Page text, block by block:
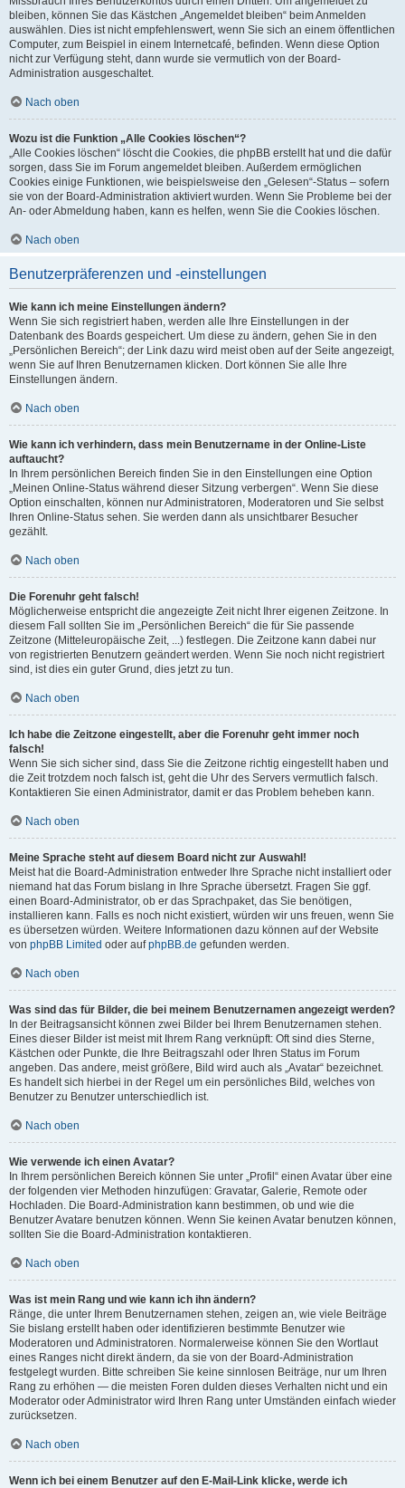
bleiben, können Sie das Kästchen „Angemeldet bleiben“ beim Anmelden
auswählen. Dies ist nicht empfehlenswert, wenn Sie sich an einem öffentlichen
Computer, zum Beispiel in einem Internetcafé, befinden. Wenn diese Option
nicht zur Verfügung steht, dann wurde sie vermutlich von der Board-
Administration ausgeschaltet.
Nach oben
Wozu ist die Funktion „Alle Cookies löschen“?
„Alle Cookies löschen“ löscht die Cookies, die phpBB erstellt hat und die dafür
sorgen, dass Sie im Forum angemeldet bleiben. Außerdem ermöglichen
Cookies einige Funktionen, wie beispielsweise den „Gelesen“-Status – sofern
sie von der Board-Administration aktiviert wurden. Wenn Sie Probleme bei der
An- oder Abmeldung haben, kann es helfen, wenn Sie die Cookies löschen.
Nach oben
Benutzerpräferenzen und -einstellungen
Wie kann ich meine Einstellungen ändern?
Wenn Sie sich registriert haben, werden alle Ihre Einstellungen in der
Datenbank des Boards gespeichert. Um diese zu ändern, gehen Sie in den
„Persönlichen Bereich“; der Link dazu wird meist oben auf der Seite angezeigt,
wenn Sie auf Ihren Benutzernamen klicken. Dort können Sie alle Ihre
Einstellungen ändern.
Nach oben
Wie kann ich verhindern, dass mein Benutzername in der Online-Liste
auftaucht?
In Ihrem persönlichen Bereich finden Sie in den Einstellungen eine Option
„Meinen Online-Status während dieser Sitzung verbergen“. Wenn Sie diese
Option einschalten, können nur Administratoren, Moderatoren und Sie selbst
Ihren Online-Status sehen. Sie werden dann als unsichtbarer Besucher
gezählt.
Nach oben
Die Forenuhr geht falsch!
Möglicherweise entspricht die angezeigte Zeit nicht Ihrer eigenen Zeitzone. In
diesem Fall sollten Sie im „Persönlichen Bereich“ die für Sie passende
Zeitzone (Mitteleuropäische Zeit, ...) festlegen. Die Zeitzone kann dabei nur
von registrierten Benutzern geändert werden. Wenn Sie noch nicht registriert
sind, ist dies ein guter Grund, dies jetzt zu tun.
Nach oben
Ich habe die Zeitzone eingestellt, aber die Forenuhr geht immer noch
falsch!
Wenn Sie sich sicher sind, dass Sie die Zeitzone richtig eingestellt haben und
die Zeit trotzdem noch falsch ist, geht die Uhr des Servers vermutlich falsch.
Kontaktieren Sie einen Administrator, damit er das Problem beheben kann.
Nach oben
Meine Sprache steht auf diesem Board nicht zur Auswahl!
Meist hat die Board-Administration entweder Ihre Sprache nicht installiert oder
niemand hat das Forum bislang in Ihre Sprache übersetzt. Fragen Sie ggf.
einen Board-Administrator, ob er das Sprachpaket, das Sie benötigen,
installieren kann. Falls es noch nicht existiert, würden wir uns freuen, wenn Sie
es übersetzen würden. Weitere Informationen dazu können auf der Website
von phpBB Limited oder aufphpBB.de gefunden werden.
Nach oben
Was sind das für Bilder, die bei meinem Benutzernamen angezeigt werden?
In der Beitragsansicht können zwei Bilder bei Ihrem Benutzernamen stehen.
Eines dieser Bilder ist meist mit Ihrem Rang verknüpft: Oft sind dies Sterne,
Kästchen oder Punkte, die Ihre Beitragszahl oder Ihren Status im Forum
angeben. Das andere, meist größere, Bild wird auch als „Avatar“ bezeichnet.
Es handelt sich hierbei in der Regel um ein persönliches Bild, welches von
Benutzer zu Benutzer unterschiedlich ist.
Nach oben
Wie verwende ich einen Avatar?
In Ihrem persönlichen Bereich können Sie unter „Profil“ einen Avatar über eine
der folgenden vier Methoden hinzufügen: Gravatar, Galerie, Remote oder
Hochladen. Die Board-Administration kann bestimmen, ob und wie die
Benutzer Avatare benutzen können. Wenn Sie keinen Avatar benutzen können,
sollten Sie die Board-Administration kontaktieren.
Nach oben
Was ist mein Rang und wie kann ich ihn ändern?
Ränge, die unter Ihrem Benutzernamen stehen, zeigen an, wie viele Beiträge
Sie bislang erstellt haben oder identifizieren bestimmte Benutzer wie
Moderatoren und Administratoren. Normalerweise können Sie den Wortlaut
eines Ranges nicht direkt ändern, da sie von der Board-Administration
festgelegt wurden. Bitte schreiben Sie keine sinnlosen Beiträge, nur um Ihren
Rang zu erhöhen — die meisten Foren dulden dieses Verhalten nicht und ein
Moderator oder Administrator wird Ihren Rang unter Umständen einfach wieder
zurücksetzen.
Nach oben
Wenn ich bei einem Benutzer auf den E-Mail-Link klicke, werde ich